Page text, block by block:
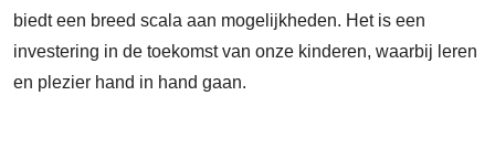
biedt een breed scala aan mogelijkheden. Het is een
investering in de toekomst van onze kinderen, waarbij leren
en plezier hand in hand gaan.